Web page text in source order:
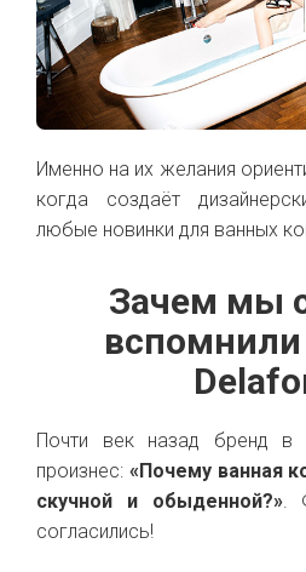
Именно на их желания
когда создаёт
любые новинки для ванных
Зачем мы
Почти век назад бренд
произнес: «Почему ванная
скучной и обыденной?».
согласились!